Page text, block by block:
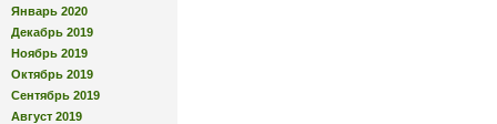
Январь 2020
Декабрь 2019
Ноябрь 2019
Октябрь 2019
Сентябрь 2019
Август 2019